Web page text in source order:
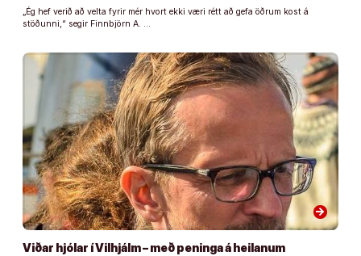
„Ég hef verið að velta fyrir mér hvort ekki væri rétt að gefa öðrum kost á
stöðunni,“ segir Finnbjörn A. …
arrow_forward
Viðar hjólar í Vilhjálm – með peninga á heilanum